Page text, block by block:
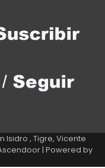
Isidro , Tigre, Vicente
| Powered by